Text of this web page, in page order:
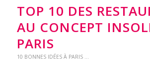
TOP 10 DES
AU CONCEPT
PARIS
10 BONNES IDÉES À PARIS ...